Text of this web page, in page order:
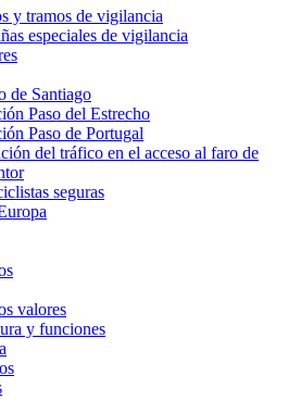
y tramos de vigilancia
especiales de vigilancia
de Santiago
Paso del Estrecho
Paso de Portugal
del tráfico en el acceso al faro de
seguras
valores
y funciones